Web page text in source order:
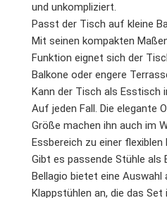
und unkompliziert.
Passt der Tisch auf kleine
Mit seinen kompakten
Funktion eignet sich der
Balkone oder engere
Kann der Tisch als Esstisch
Auf jeden Fall. Die elegante
Größe machen ihn auch im
Essbereich zu einer flexiblen
Gibt es passende Stühle als
Bellagio bietet eine Auswahl
Klappstühlen an, die das Set